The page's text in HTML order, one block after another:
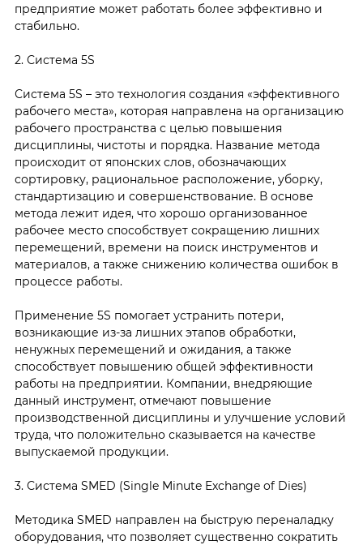
предприятие может работать более эффективно и
стабильно.
2. Система 5S
Система 5S – это технология создания «эффективного
рабочего места», которая направлена на организацию
рабочего пространства с целью повышения
дисциплины, чистоты и порядка. Название метода
происходит от японских слов, обозначающих
сортировку, рациональное расположение, уборку,
стандартизацию и совершенствование. В основе
метода лежит идея, что хорошо организованное
рабочее место способствует сокращению лишних
перемещений, времени на поиск инструментов и
материалов, а также снижению количества ошибок в
процессе работы.
Применение 5S помогает устранить потери,
возникающие из-за лишних этапов обработки,
ненужных перемещений и ожидания, а также
способствует повышению общей эффективности
работы на предприятии. Компании, внедряющие
данный инструмент, отмечают повышение
производственной дисциплины и улучшение условий
труда, что положительно сказывается на качестве
выпускаемой продукции.
3. Система SMED (Single Minute Exchange of Dies)
Методика SMED направлен на быструю переналадку
оборудования, что позволяет существенно сократить